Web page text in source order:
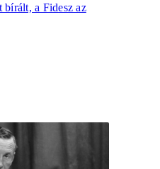
bírált, a Fidesz az